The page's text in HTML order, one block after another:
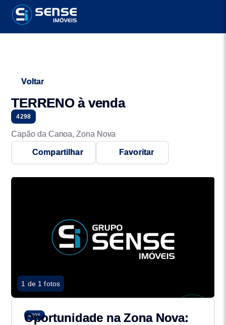
Voltar
TERRENO à venda
4298
Capão da Canoa, Zona Nova
Compartilhar Favoritar
1 de 1 fotos
4298
Oportunidade na Zona Nova: